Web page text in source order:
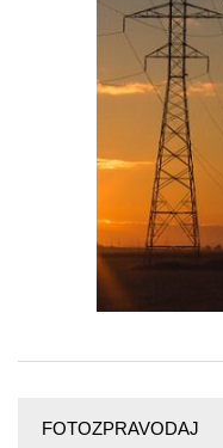
FOTOZPRAVODAJ